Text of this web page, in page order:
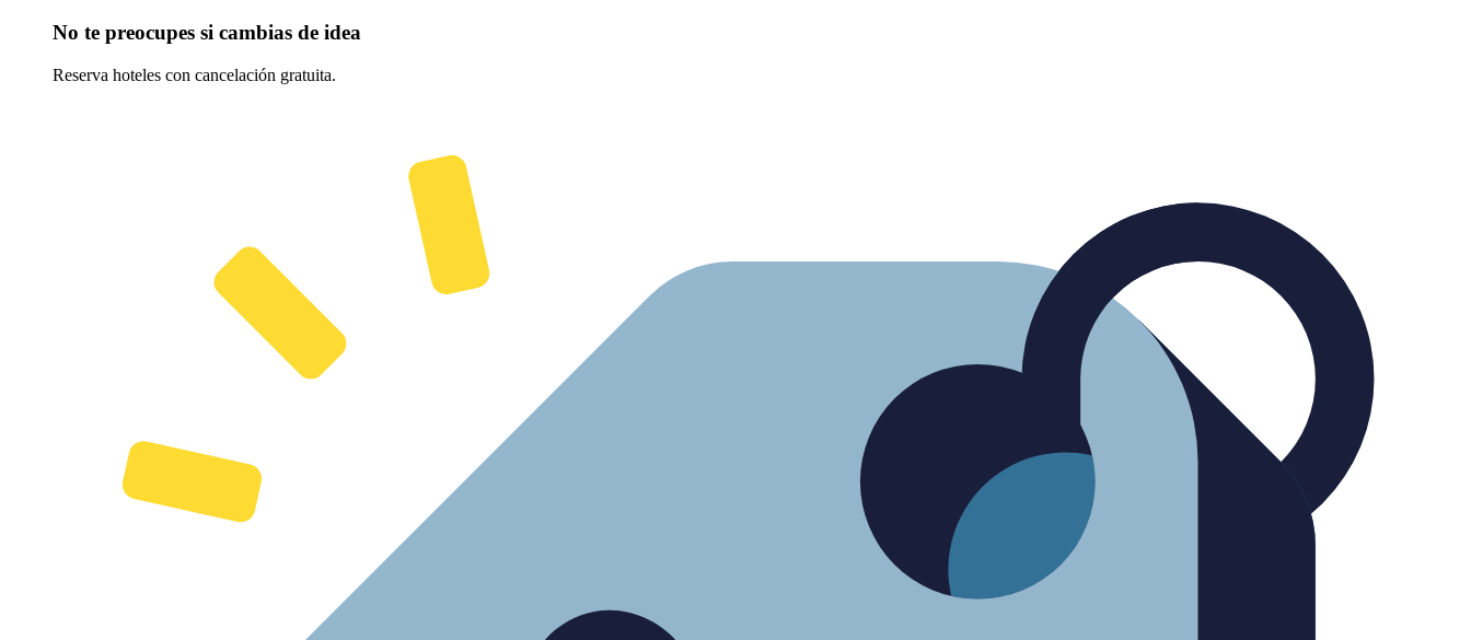
No te preocupes si cambias de idea
Reserva hoteles con cancelación gratuita.